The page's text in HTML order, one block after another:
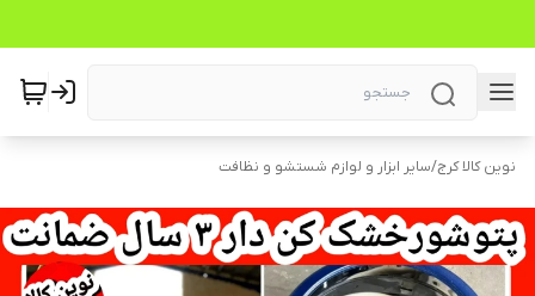
نوین کالا کرج/سایر ابزار و لوازم شستشو و نظافت